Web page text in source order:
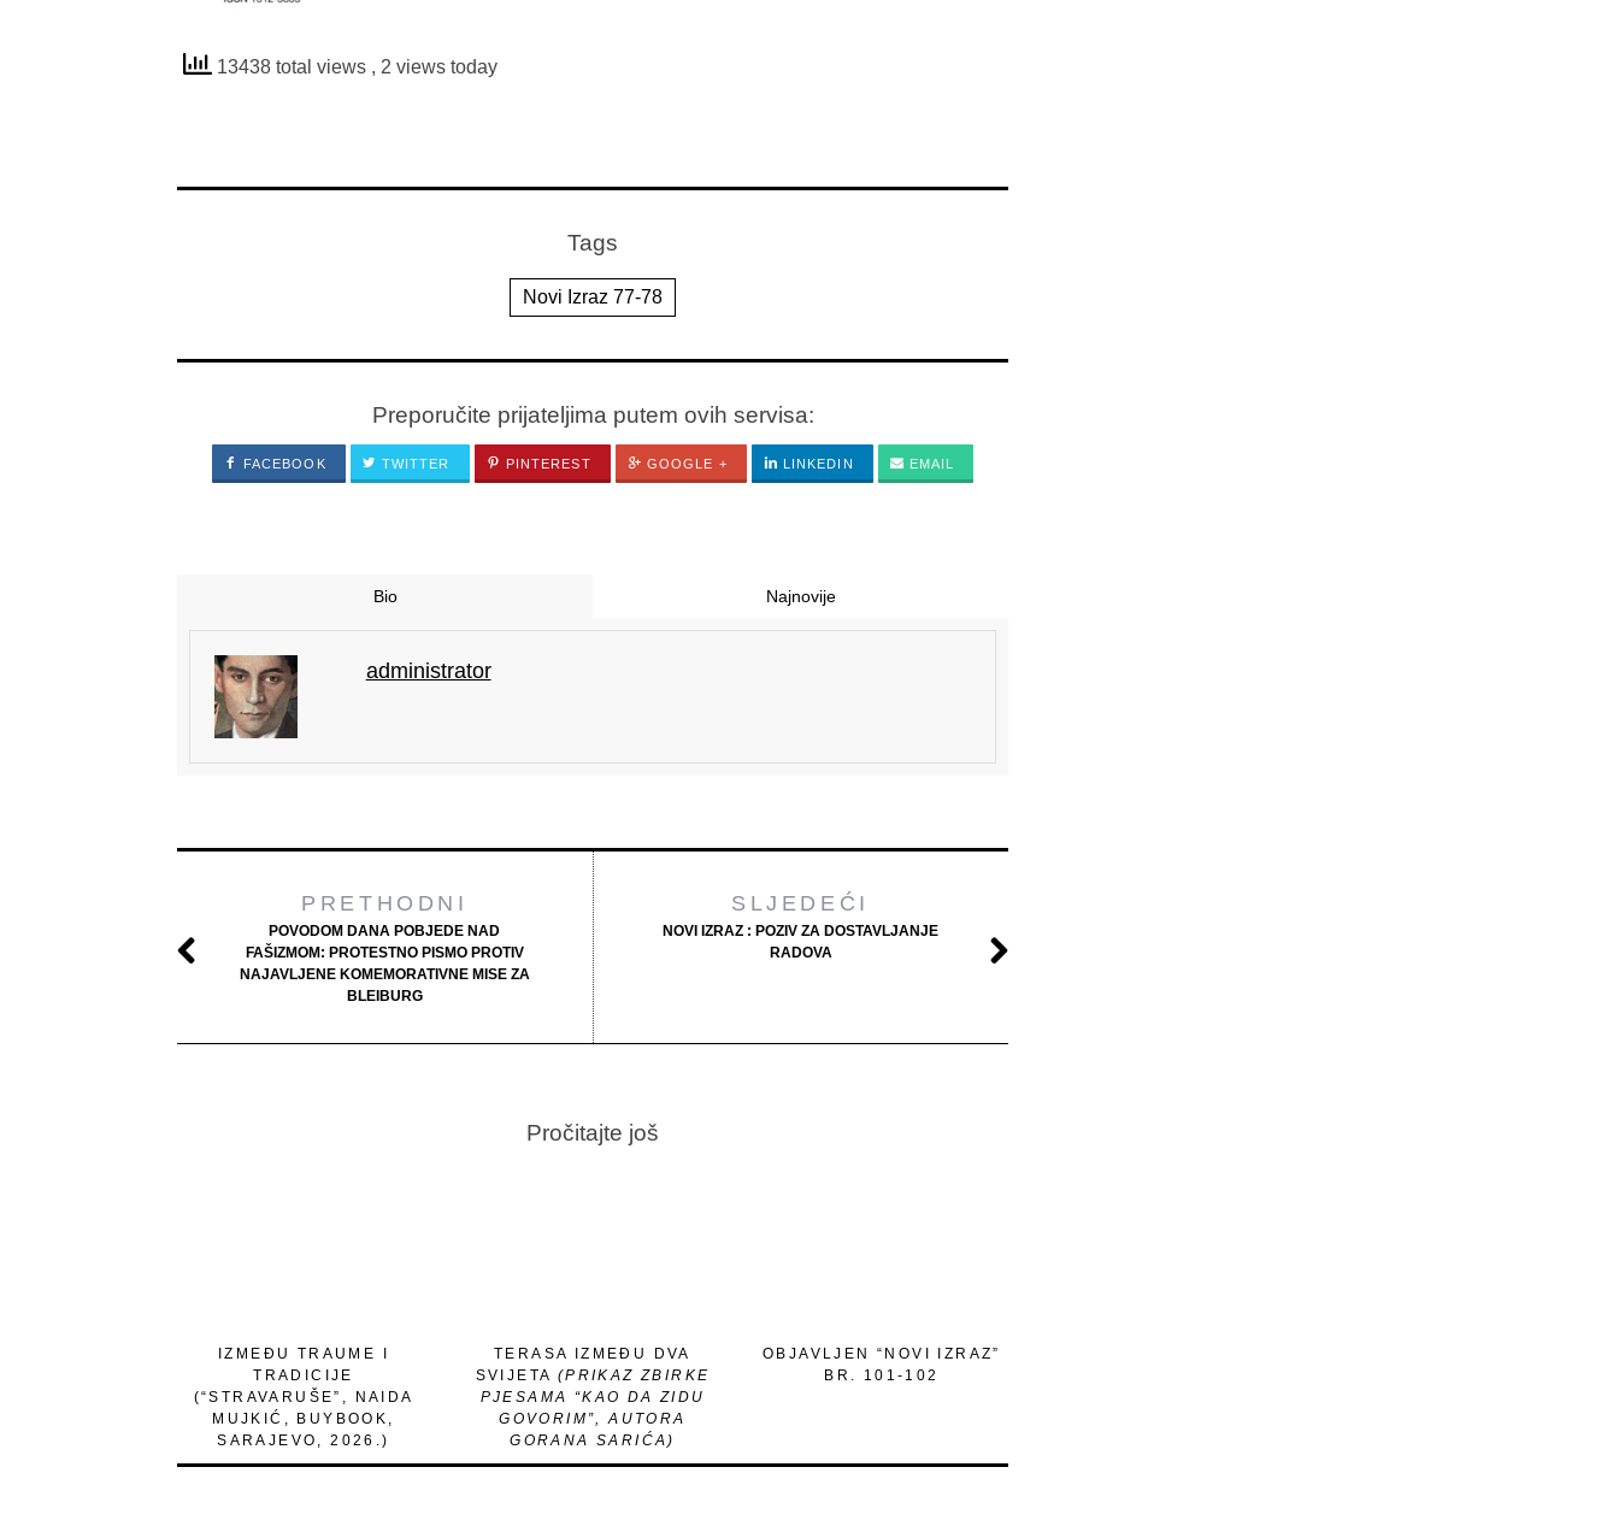
13438 total views , 2 views today
Tags
Novi Izraz 77-78
Preporučite prijateljima putem ovih servisa:
FACEBOOK TWITTER PINTEREST GOOGLE + LINKEDIN EMAIL
Bio Najnovije
administrator
PRETHODNI
POVODOM DANA POBJEDE NAD
FAŠIZMOM: PROTESTNO PISMO PROTIV
NAJAVLJENE KOMEMORATIVNE MISE ZA
BLEIBURG
SLJEDEĆI
NOVI IZRAZ : POZIV ZA DOSTAVLJANJE
RADOVA
Pročitajte još
IZMEĐU TRAUME I
TRADICIJE
(“STRAVARUŠE”, NAIDA
MUJKIĆ, BUYBOOK,
SARAJEVO, 2026.)
TERASA IZMEĐU DVA
SVIJETA (PRIKAZ ZBIRKE
PJESAMA “KAO DA ZIDU
GOVORIM”, AUTORA
GORANA SARIĆA)
OBJAVLJEN “NOVI IZRAZ”
BR. 101-102